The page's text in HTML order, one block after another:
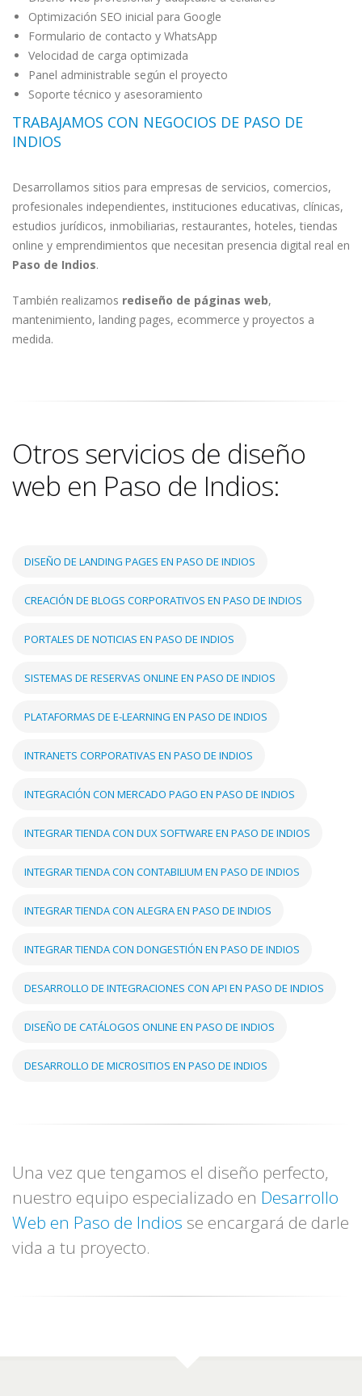
Optimización SEO inicial para Google
Formulario de contacto y WhatsApp
Velocidad de carga optimizada
Panel administrable según el proyecto
Soporte técnico y asesoramiento
TRABAJAMOS CON NEGOCIOS DE PASO DE
INDIOS
Desarrollamos sitios para empresas de servicios, comercios,
profesionales independientes, instituciones educativas, clínicas,
estudios jurídicos, inmobiliarias, restaurantes, hoteles, tiendas
online y emprendimientos que necesitan presencia digital real en
Paso de Indios.
También realizamos rediseño de páginas web,
mantenimiento, landing pages, ecommerce y proyectos a
medida.
Otros servicios de diseño
web en Paso de Indios:
DISEÑO DE LANDING PAGES EN PASO DE INDIOS
CREACIÓN DE BLOGS CORPORATIVOS EN PASO DE INDIOS
PORTALES DE NOTICIAS EN PASO DE INDIOS
SISTEMAS DE RESERVAS ONLINE EN PASO DE INDIOS
PLATAFORMAS DE E-LEARNING EN PASO DE INDIOS
INTRANETS CORPORATIVAS EN PASO DE INDIOS
INTEGRACIÓN CON MERCADO PAGO EN PASO DE INDIOS
INTEGRAR TIENDA CON DUX SOFTWARE EN PASO DE INDIOS
INTEGRAR TIENDA CON CONTABILIUM EN PASO DE INDIOS
INTEGRAR TIENDA CON ALEGRA EN PASO DE INDIOS
INTEGRAR TIENDA CON DONGESTIÓN EN PASO DE INDIOS
DESARROLLO DE INTEGRACIONES CON API EN PASO DE INDIOS
DISEÑO DE CATÁLOGOS ONLINE EN PASO DE INDIOS
DESARROLLO DE MICROSITIOS EN PASO DE INDIOS
Una vez que tengamos el diseño perfecto,
nuestro equipo especializado en Desarrollo
Web en Paso de Indios se encargará de darle
vida a tu proyecto.